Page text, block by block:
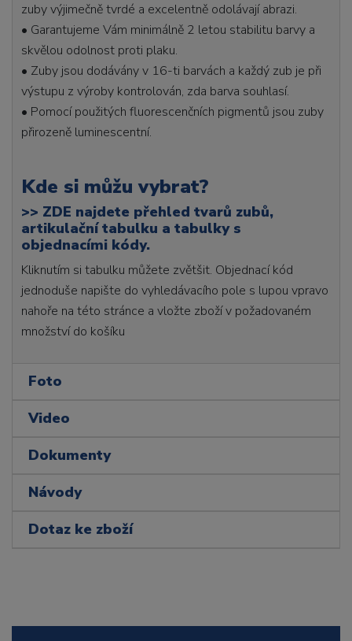
zuby výjimečně tvrdé a excelentně odolávají abrazi.
• Garantujeme Vám minimálně 2 letou stabilitu barvy a
skvělou odolnost proti plaku.
• Zuby jsou dodávány v 16-ti barvách a každý zub je při
výstupu z výroby kontrolován, zda barva souhlasí.
• Pomocí použitých fluorescenčních pigmentů jsou zuby
přirozeně luminescentní.
Kde si můžu vybrat?
>> ZDE najdete přehled tvarů zubů,
artikulační tabulku a tabulky s
objednacími kódy.
Kliknutím si tabulku můžete zvětšit. Objednací kód
jednoduše napište do vyhledávacího pole s lupou vpravo
nahoře na této stránce a vložte zboží v požadovaném
množství do košíku
Foto
Video
Dokumenty
Návody
Dotaz ke zboží